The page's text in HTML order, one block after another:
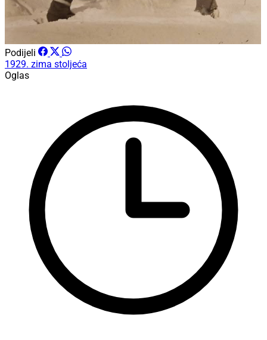
Podijeli
1929. zima stoljeća
Oglas